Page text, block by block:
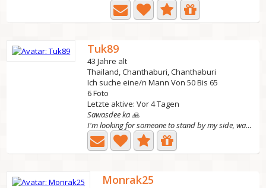
Tuk89
43 Jahre alt
Thailand, Chanthaburi, Chanthaburi
Ich suche eine/n Mann Von 50 Bis 65
6 Foto
Letzte aktive: Vor 4 Tagen
Sawasdee ka 🙏
I'm looking for someone to stand by my side, walk...
Monrak25